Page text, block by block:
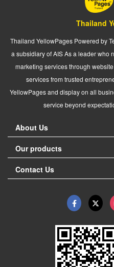
Thailand
Thailand YellowPages Powered by
a subsidiary of AIS As a leader who
marketing services through
services from trusted
YellowPages and display on all
service beyond
About Us
Our products
Contact Us